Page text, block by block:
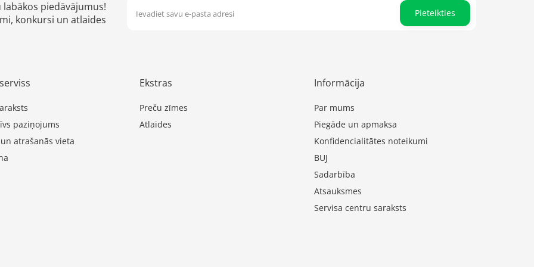
piedāvājumus!
konkursi un atlaides
Pieteikties
paziņojums
atrašanās vieta
Ekstras
Preču zīmes
Atlaides
Informācija
Par mums
Piegāde un apmaksa
Konfidencialitātes noteikumi
BUJ
Sadarbība
Atsauksmes
Servisa centru saraksts